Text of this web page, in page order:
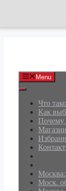
Menu
Что
Как
Почему
Магазин
Моск.